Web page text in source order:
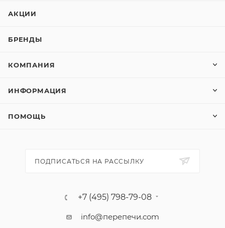
АКЦИИ
БРЕНДЫ
КОМПАНИЯ
ИНФОРМАЦИЯ
ПОМОЩЬ
ПОДПИСАТЬСЯ НА РАССЫЛКУ
+7 (495) 798-79-08
info@перепечи.com